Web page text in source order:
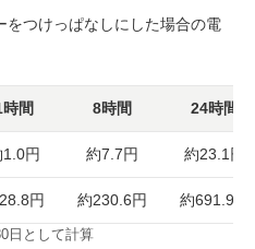
をつけっぱなしにした場合の電
時間 8時間 24時間
1.0円 約7.7円 約23.1円
円 約230.6円 約691.9円
日として計算